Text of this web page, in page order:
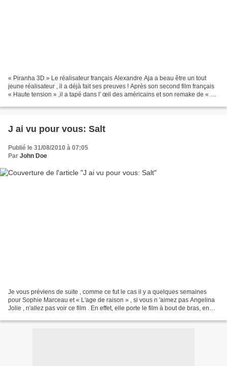
« Piranha 3D » Le réalisateur français Alexandre Aja a beau être un tout
jeune réalisateur , il a déjà fait ses preuves ! Après son second film français
« Haute tension » ,il a tapé dans l' œil des américains et son remake de « La
J ai vu pour vous: Salt
Publié le 31/08/2010 à 07:05
Par John Doe
Je vous préviens de suite , comme ce fut le cas il y a quelques semaines
pour Sophie Marceau et « L'age de raison » , si vous n 'aimez pas Angelina
Jolie , n'allez pas voir ce film . En effet, elle porte le film à bout de bras, en